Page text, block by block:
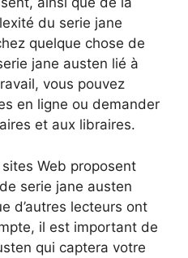
du serie jane
quelque chose de
jane austen lié à
vous pouvez
en ligne ou demander
et aux libraires.
Web proposent
serie jane austen
d’autres lecteurs ont
il est important de
qui captera votre